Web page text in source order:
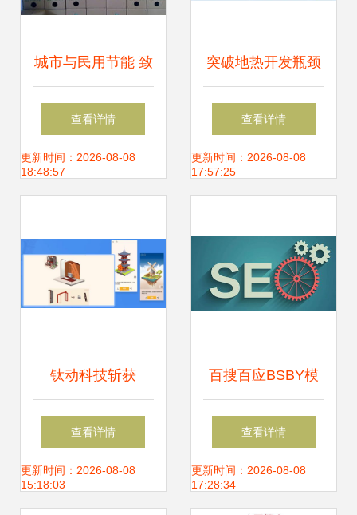
城市与民用节能 致
力于传播节能环保
信息和知识,推广节
节能环保, 新能源,
节能减排,低碳经
技术
查看详情
更新时间：2026-08-08
18:48:57
突破地热开发瓶颈
仿真模拟助力清洁
能源高效利用
查看详情
更新时间：2026-08-08
17:57:25
钛动科技斩获
Facebook最佳游戏
市场拓展奖，持续
查看详情
更新时间：2026-08-08
15:18:03
百搜百应BSBY模
式 软件开发领域
的“不一样精彩”
查看详情
更新时间：2026-08-08
17:28:34